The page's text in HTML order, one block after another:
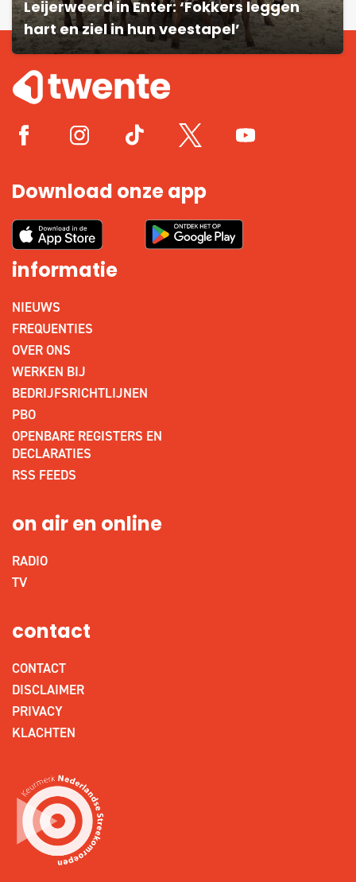
Leijerweerd in Enter: ‘Fokkers leggen
hart en ziel in hun veestapel’
Download onze app
informatie
NIEUWS
FREQUENTIES
OVER ONS
WERKEN BIJ
BEDRIJFSRICHTLIJNEN
PBO
OPENBARE REGISTERS EN
DECLARATIES
RSS FEEDS
on air en online
RADIO
TV
contact
CONTACT
DISCLAIMER
PRIVACY
KLACHTEN